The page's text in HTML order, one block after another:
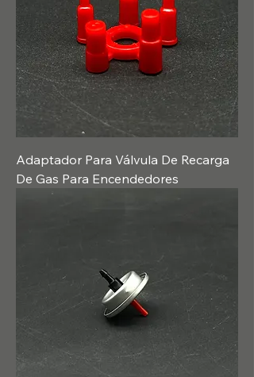
Adaptador Para Válvula De Recarga
De Gas Para Encendedores